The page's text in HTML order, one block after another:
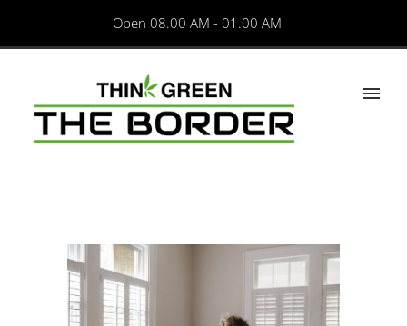
Open 08.00 AM - 01.00 AM